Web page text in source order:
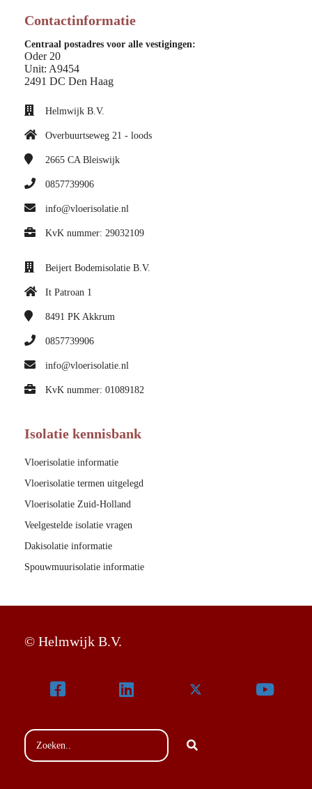
Contactinformatie
Centraal postadres voor alle vestigingen:
Oder 20
Unit: A9454
2491 DC Den Haag
Helmwijk B.V.
Overbuurtseweg 21 - loods
2665 CA Bleiswijk
0857739906
info@vloerisolatie.nl
KvK nummer: 29032109
Beijert Bodemisolatie B.V.
It Patroan 1
8491 PK Akkrum
0857739906
info@vloerisolatie.nl
KvK nummer: 01089182
Isolatie kennisbank
Vloerisolatie informatie
Vloerisolatie termen uitgelegd
Vloerisolatie Zuid-Holland
Veelgestelde isolatie vragen
Dakisolatie informatie
Spouwmuurisolatie informatie
© Helmwijk B.V.